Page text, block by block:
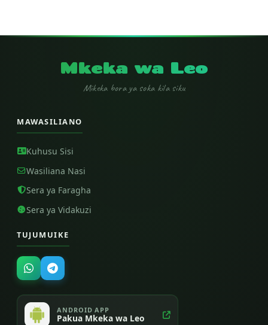
Mkeka wa Leo
Mikeka bora ya soka kila siku
MAWASILIANO
Kuhusu Sisi
Wasiliana Nasi
Sera ya Faragha
Sera ya Vidakuzi
TUJUMUIKE
ANDROID APP
Pakua Mkeka wa Leo